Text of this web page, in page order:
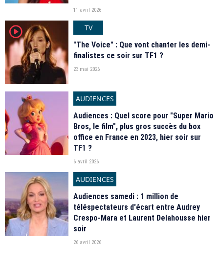
11 avril 2026
player2
TV
"The Voice" : Que vont chanter les demi-
finalistes ce soir sur TF1 ?
23 mai 2026
AUDIENCES
Audiences : Quel score pour "Super Mario
Bros, le film", plus gros succès du box
office en France en 2023, hier soir sur
TF1 ?
6 avril 2026
AUDIENCES
Audiences samedi : 1 million de
téléspectateurs d'écart entre Audrey
Crespo-Mara et Laurent Delahousse hier
soir
26 avril 2026